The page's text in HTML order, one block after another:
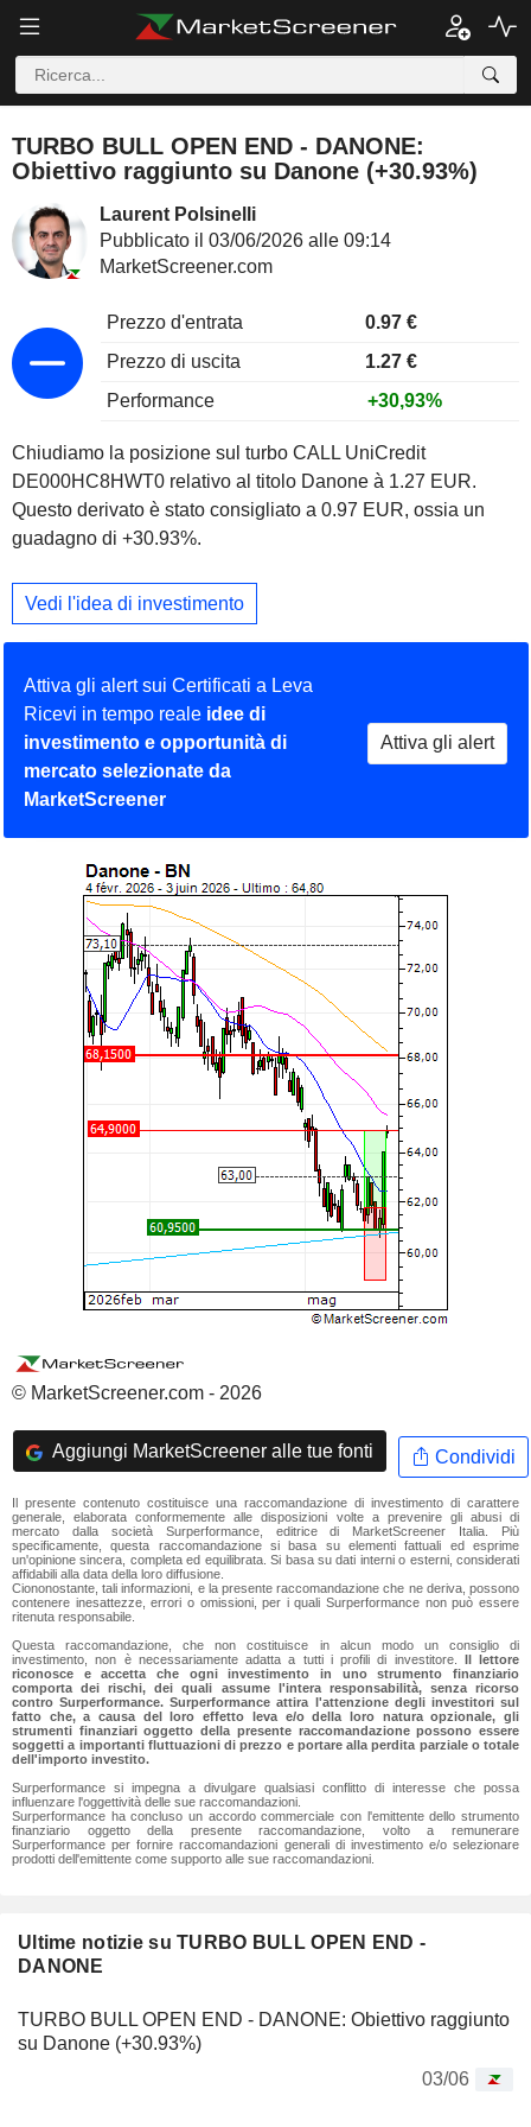
TURBO BULL OPEN END - DANONE:
Obiettivo raggiunto su Danone (+30.93%)
Laurent Polsinelli
Pubblicato il 03/06/2026 alle 09:14
MarketScreener.com
Prezzo d'entrata
0.97 €
Prezzo di uscita
1.27 €
Performance
+30,93%
Chiudiamo la posizione sul turbo CALL UniCredit
DE000HC8HWT0 relativo al titolo Danone à 1.27 EUR.
Questo derivato è stato consigliato a 0.97 EUR, ossia un
guadagno di +30.93%.
Vedi l'idea di investimento
Attiva gli alert sui Certificati a Leva
Ricevi in tempo reale idee di
investimento e opportunità di
mercato selezionate da
MarketScreener
Attiva gli alert
© MarketScreener.com - 2026
Aggiungi MarketScreener alle tue fonti Condividi
Il presente contenuto costituisce una raccomandazione di investimento di carattere
generale, elaborata conformemente alle disposizioni volte a prevenire gli abusi di
mercato dalla società Surperformance, editrice di MarketScreener Italia. Più
specificamente, questa raccomandazione si basa su elementi fattuali ed esprime
un'opinione sincera, completa ed equilibrata. Si basa su dati interni o esterni, considerati
affidabili alla data della loro diffusione.
Ciononostante, tali informazioni, e la presente raccomandazione che ne deriva, possono
contenere inesattezze, errori o omissioni, per i quali Surperformance non può essere
ritenuta responsabile.
Questa raccomandazione, che non costituisce in alcun modo un consiglio di
investimento, non è necessariamente adatta a tutti i profili di investitore.
Il lettore
riconosce e accetta che ogni investimento in uno strumento finanziario
comporta dei rischi, dei quali assume l'intera responsabilità, senza ricorso
contro Surperformance. Surperformance attira l'attenzione degli investitori sul
fatto che, a causa del loro effetto leva e/o della loro natura opzionale, gli
strumenti finanziari oggetto della presente raccomandazione possono essere
soggetti a importanti fluttuazioni di prezzo e portare alla perdita parziale o totale
dell'importo investito.
Surperformance si impegna a divulgare qualsiasi conflitto di interesse che possa
influenzare l'oggettività delle sue raccomandazioni.
Surperformance ha concluso un accordo commerciale con l'emittente dello strumento
finanziario oggetto della presente raccomandazione, volto a remunerare
Surperformance per fornire raccomandazioni generali di investimento e/o selezionare
prodotti dell'emittente come supporto alle sue raccomandazioni.
Ultime notizie su TURBO BULL OPEN END -
DANONE
TURBO BULL OPEN END - DANONE: Obiettivo raggiunto
su Danone (+30.93%)
03/06